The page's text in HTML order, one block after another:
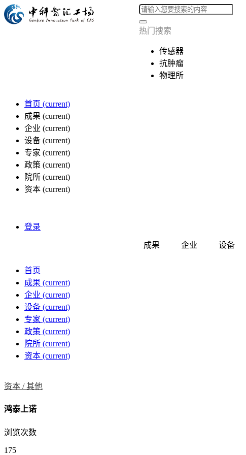
热门搜索
传感器
抗肿瘤
物理所
首页 (current)
成果 (current)
企业 (current)
设备 (current)
专家 (current)
政策 (current)
院所 (current)
资本 (current)
登录
成果 企业 设备
首页
成果 (current)
企业 (current)
设备 (current)
专家 (current)
政策 (current)
院所 (current)
资本 (current)
资本 /其他
鸿泰上诺
浏览次数
175